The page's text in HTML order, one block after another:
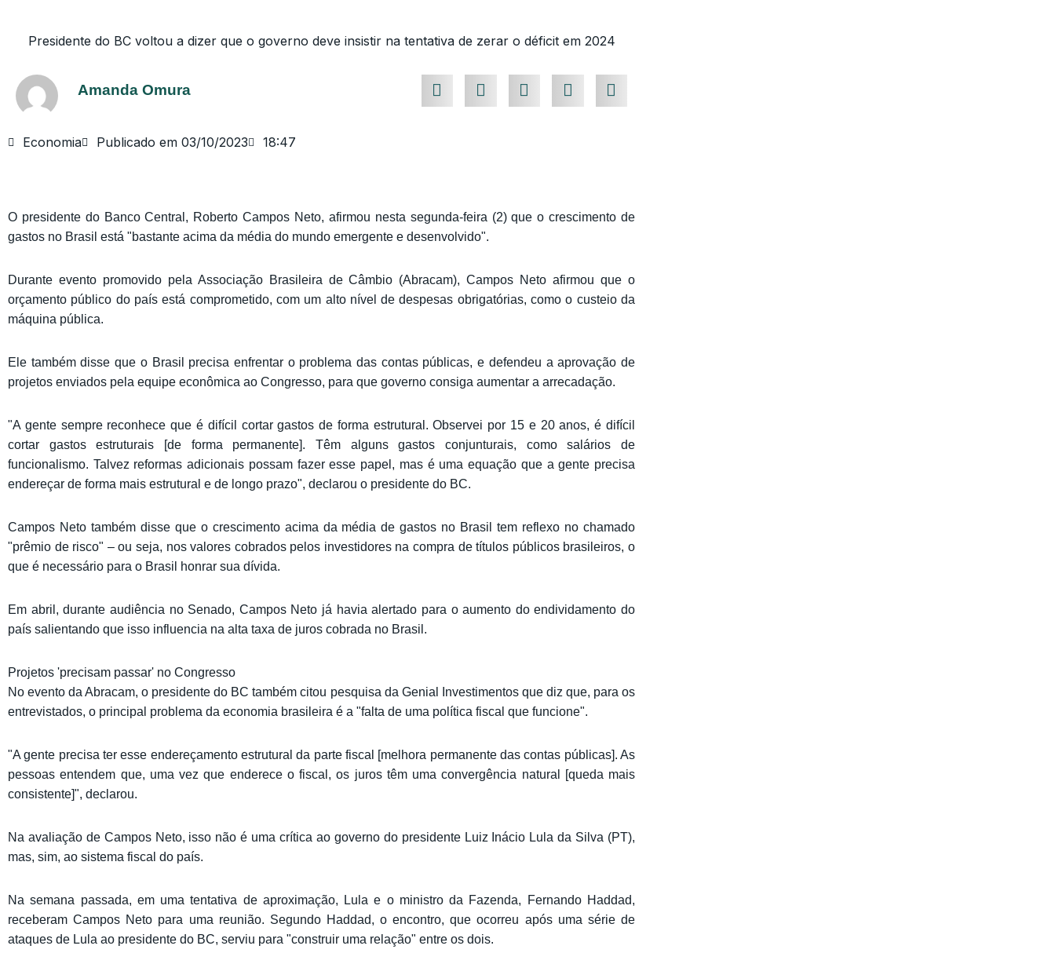
Presidente do BC voltou a dizer que o governo deve insistir na tentativa de zerar o déficit em 2024
Amanda Omura
Economia Publicado em 03/10/2023 18:47
O presidente do Banco Central, Roberto Campos Neto, afirmou nesta segunda-feira (2) que o crescimento de
gastos no Brasil está "bastante acima da média do mundo emergente e desenvolvido".
Durante evento promovido pela Associação Brasileira de Câmbio (Abracam), Campos Neto afirmou que o
orçamento público do país está comprometido, com um alto nível de despesas obrigatórias, como o custeio da
máquina pública.
Ele também disse que o Brasil precisa enfrentar o problema das contas públicas, e defendeu a aprovação de
projetos enviados pela equipe econômica ao Congresso, para que governo consiga aumentar a arrecadação.
"A gente sempre reconhece que é difícil cortar gastos de forma estrutural. Observei por 15 e 20 anos, é difícil
cortar gastos estruturais [de forma permanente]. Têm alguns gastos conjunturais, como salários de
funcionalismo. Talvez reformas adicionais possam fazer esse papel, mas é uma equação que a gente precisa
endereçar de forma mais estrutural e de longo prazo", declarou o presidente do BC.
Campos Neto também disse que o crescimento acima da média de gastos no Brasil tem reflexo no chamado
"prêmio de risco" – ou seja, nos valores cobrados pelos investidores na compra de títulos públicos brasileiros, o
que é necessário para o Brasil honrar sua dívida.
Em abril, durante audiência no Senado, Campos Neto já havia alertado para o aumento do endividamento do
país salientando que isso influencia na alta taxa de juros cobrada no Brasil.
Projetos 'precisam passar' no Congresso
No evento da Abracam, o presidente do BC também citou pesquisa da Genial Investimentos que diz que, para os
entrevistados, o principal problema da economia brasileira é a "falta de uma política fiscal que funcione".
"A gente precisa ter esse endereçamento estrutural da parte fiscal [melhora permanente das contas públicas]. As
pessoas entendem que, uma vez que enderece o fiscal, os juros têm uma convergência natural [queda mais
consistente]", declarou.
Na avaliação de Campos Neto, isso não é uma crítica ao governo do presidente Luiz Inácio Lula da Silva (PT),
mas, sim, ao sistema fiscal do país.
Na semana passada, em uma tentativa de aproximação, Lula e o ministro da Fazenda, Fernando Haddad,
receberam Campos Neto para uma reunião. Segundo Haddad, o encontro, que ocorreu após uma série de
ataques de Lula ao presidente do BC, serviu para "construir uma relação" entre os dois.